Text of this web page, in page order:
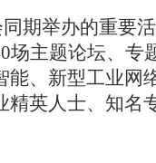
举办的重要活
场主题论坛、专
能、新型工业网
精英人士、知名